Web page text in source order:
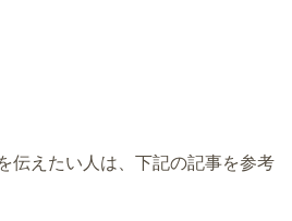
伝えたい人は、下記の記事を参考